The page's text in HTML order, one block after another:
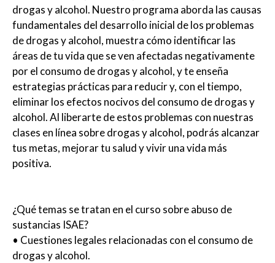
drogas y alcohol. Nuestro programa aborda las causas
fundamentales del desarrollo inicial de los problemas
de drogas y alcohol, muestra cómo identificar las
áreas de tu vida que se ven afectadas negativamente
por el consumo de drogas y alcohol, y te enseña
estrategias prácticas para reducir y, con el tiempo,
eliminar los efectos nocivos del consumo de drogas y
alcohol. Al liberarte de estos problemas con nuestras
clases en línea sobre drogas y alcohol, podrás alcanzar
tus metas, mejorar tu salud y vivir una vida más
positiva.
¿Qué temas se tratan en el curso sobre abuso de
sustancias ISAE?
• Cuestiones legales relacionadas con el consumo de
drogas y alcohol.